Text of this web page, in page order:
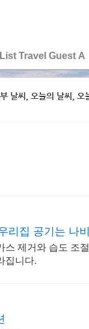
List Travel Guest A
날씨, 오늘의 날씨,
리집 공기는 나
스 제거와 습도 조
집니다.